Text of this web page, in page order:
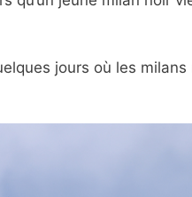
jours où les